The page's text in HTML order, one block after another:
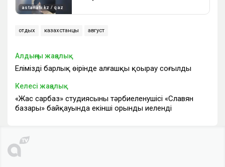
отдых казахстанцы август
Алдыңғы жаңалық
Еліміздің барлық өңірінде алғашқы қоңырау соғылды
Келесі жаңалық
«Жас сарбаз» студиясының тәрбиеленушісі «Славян
базары» байқауында екінші орынды иеленді